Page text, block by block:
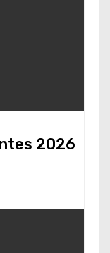
2026